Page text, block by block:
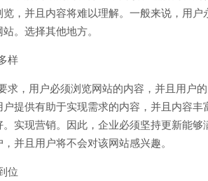
，并且内容将难以理解。一般来说，用
。选择其他地方。
样
求，用户必须浏览网站的内容，并且用户
户提供有助于实现需求的内容，并且内容
。实现营销。因此，企业必须坚持更新能
并且用户将不会对该网站感兴趣。
位